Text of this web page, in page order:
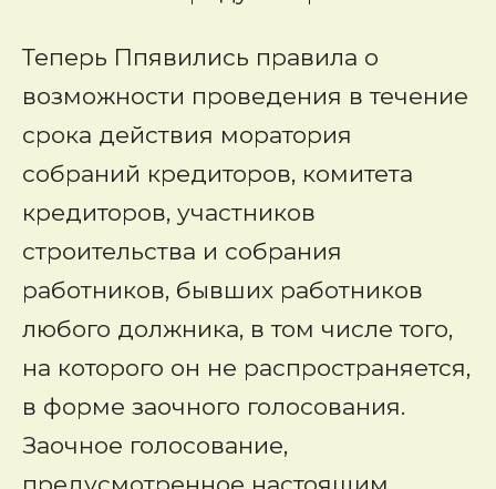
Теперь Ппявились правила о
возможности проведения в течение
срока действия моратория
собраний кредиторов, комитета
кредиторов, участников
строительства и собрания
работников, бывших работников
любого должника, в том числе того,
на которого он не распространяется,
в форме заочного голосования.
Заочное голосование,